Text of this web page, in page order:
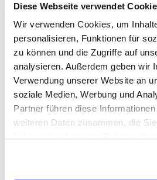
Diese Webseite verwendet
Wir verwenden Cookies, um
personalisieren, Funktionen für
zu können und die Zugriffe auf
analysieren. Außerdem geben wir
Verwendung unserer Website an
soziale Medien, Werbung und
Partner führen diese
weiteren Daten zusammen, die